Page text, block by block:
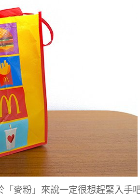
麥粉」來說一定很想趕緊入手吧